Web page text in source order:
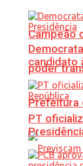
Campeão
poder
Prefeitura
candidato
PT